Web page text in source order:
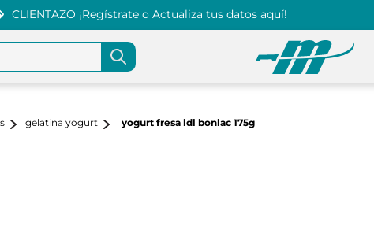
CLIENTAZO ¡Regístrate o Actualiza tus datos aquí!
gelatina yogurt yogurt fresa ldl bonlac 175g